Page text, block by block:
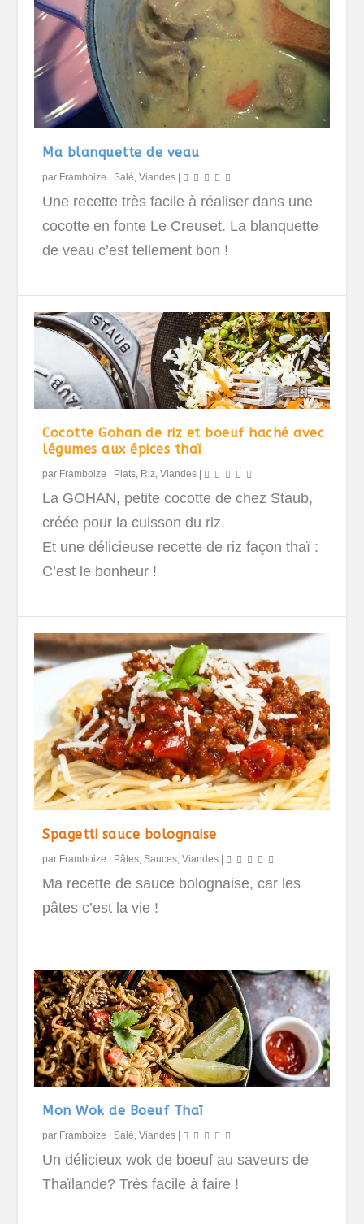
Ma blanquette de veau
par Framboize |Salé,Viandes
Une recette très facile à réaliser dans une
cocotte en fonte Le Creuset. La blanquette
de veau c’est tellement bon !
Cocotte Gohan de riz et boeuf haché avec
légumes aux épices thaï
par Framboize Plats, Riz,Viandes
La GOHAN, petite cocotte de chez Staub,
créée pour la cuisson du riz.
Et une délicieuse recette de riz façon thaï :
C’est le bonheur !
Spagetti sauce bolognaise
par Framboize | Pâtes, Sauces,Viandes |
Ma recette de sauce bolognaise, car les
pâtes c’est la vie !
Mon Wok de Boeuf Thaï
par Framboize |Salé ,Viandes |
Un délicieux wok de boeuf au saveurs de
Thaïlande? Très facile à faire !